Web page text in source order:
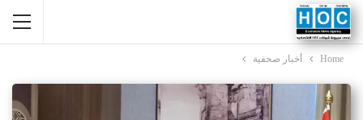
Home أخبار صحفية